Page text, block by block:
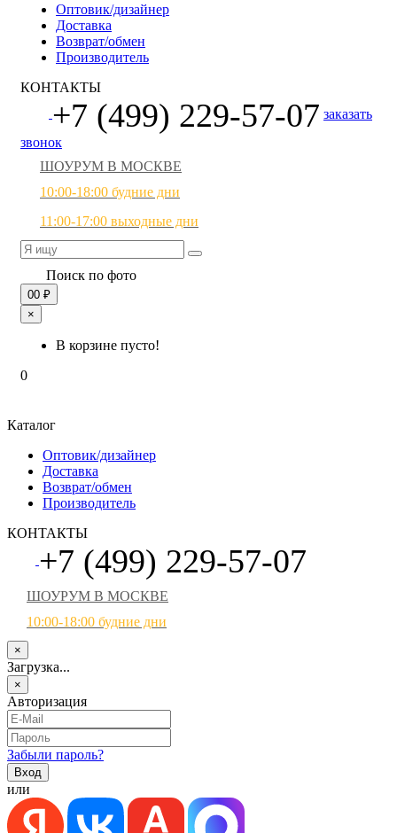
Оптовик/дизайнер
Доставка
Возврат/обмен
Производитель
КОНТАКТЫ
+7 (499) 229-57-07 заказать
звонок
ШОУРУМ В МОСКВЕ
10:00-18:00 будние дни
11:00-17:00 выходные дни
Поиск по фото
00 ₽
×
В корзине пусто!
0
Каталог
Оптовик/дизайнер
Доставка
Возврат/обмен
Производитель
КОНТАКТЫ
+7 (499) 229-57-07
ШОУРУМ В МОСКВЕ
10:00-18:00 будние дни
×
Загрузка...
×
Авторизация
Забыли пароль?
или